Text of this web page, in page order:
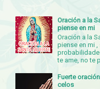
Oración a la
piense en mi
Oración a la
piense en mi
te ame, no te
Fuerte
celos